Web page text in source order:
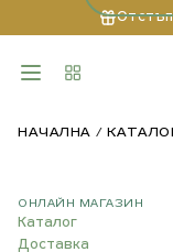
НАЧАЛНА
ОНЛАЙН МАГАЗИН
Каталог
Доставка